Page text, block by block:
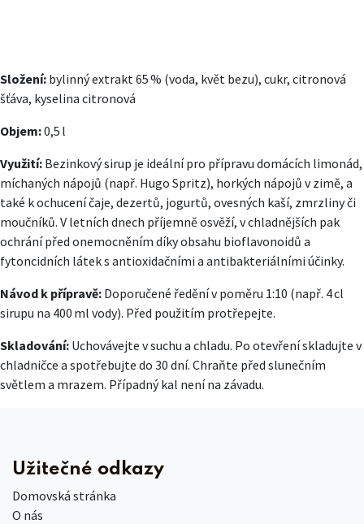
Složení: bylinný extrakt 65 % (voda, květ bezu), cukr, citronová
šťáva, kyselina citronová
Objem:0,5 l
Využití: Bezinkový sirup je ideální pro přípravu domácích limonád,
míchaných nápojů (např. Hugo Spritz), horkých nápojů v zimě, a
také k ochucení čaje, dezertů, jogurtů, ovesných kaší, zmrzliny či
moučníků. V letních dnech příjemně osvěží, v chladnějších pak
ochrání před onemocněním díky obsahu bioflavonoidů a
fytoncidních látek s antioxidačními a antibakteriálními účinky.
Návod k přípravě: Doporučené ředění v poměru 1:10 (např. 4 cl
sirupu na 400 ml vody). Před použitím protřepejte.
Skladování: Uchovávejte v suchu a chladu. Po otevření skladujte v
chladničce a spotřebujte do 30 dní. Chraňte před slunečním
světlem a mrazem. Případný kal není na závadu.
Užitečné odkazy
Domovská stránka
O nás